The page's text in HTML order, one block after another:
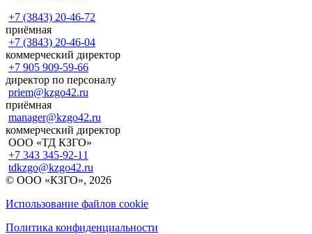
+7 (3843) 20-46-72
приёмная
+7 (3843) 20-46-04
коммерческий директор
+7 905 909-59-66
директор по персоналу
priem@kzgo42.ru
приёмная
manager@kzgo42.ru
коммерческий директор
ООО «ТД КЗГО»
+7 343 345-92-11
tdkzgo@kzgo42.ru
© ООО «КЗГО», 2026
Использование файлов cookie
Политика конфиденциальности